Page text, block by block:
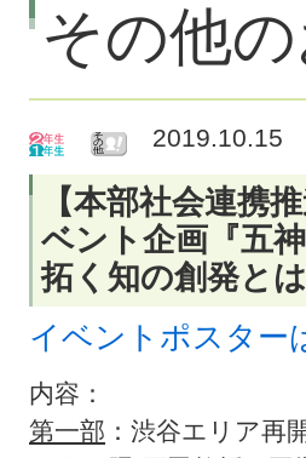
その他
2019.10.15
【本部社会連携
ベント企画『五
拓く知の創発と
イベントポスター
内容：
第一部 ：渋谷エリア再